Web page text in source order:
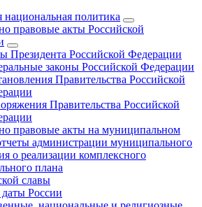
национальная политика
правовые акты Российской
Президента Российской Федерации
законы Российской Федерации
Правительства Российской
Правительства Российской
правовые акты на муниципальном
администрации муниципального
о реализации комплексного
плана
славы
России